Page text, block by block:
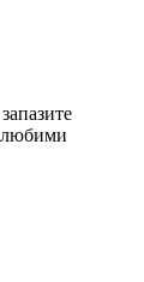
любими